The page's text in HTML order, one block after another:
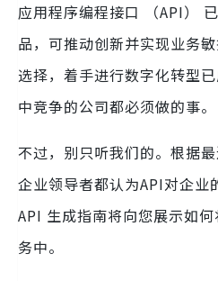
应用程序编程接口 （API）
品，可推动创新并实现业务
选择，着手进行数字化转型
中竞争的公司都必须做的事。
不过，别只听我们的。根据
企业领导者都认为API对企业
API 生成指南将向您展示如
务中。